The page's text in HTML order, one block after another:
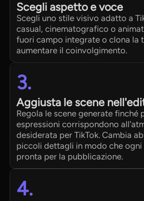
Scegli aspetto e voce
Scegli uno stile visivo adatto a
casual, cinematografico o
fuori campo integrate o clona la
aumentare il coinvolgimento.
3.
Aggiusta le scene
Regola le scene generate finché
espressioni corrispondono
desiderata per TikTok. Cambia
piccoli dettagli in modo che ogni
pronta per la pubblicazione.
4.